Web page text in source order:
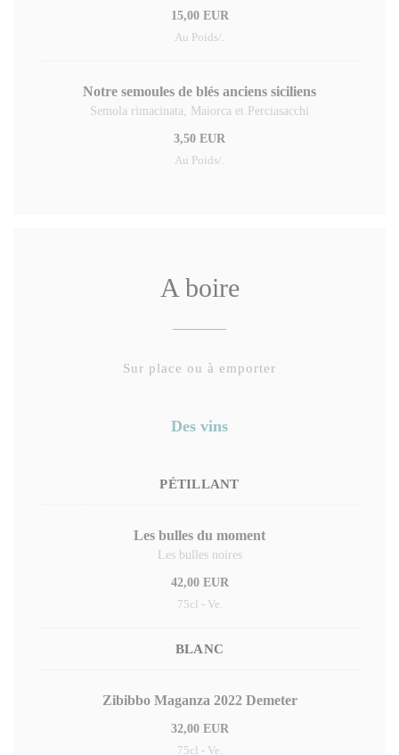
15,00 EUR
Au Poids/.
Notre semoules de blés anciens siciliens
Semola rimacinata, Maiorca et Perciasacchi
3,50 EUR
Au Poids/.
A boire
Sur place ou à emporter
Des vins
PÉTILLANT
Les bulles du moment
Les bulles noires
42,00 EUR
75cl - Ve.
BLANC
Zibibbo Maganza 2022 Demeter
32,00 EUR
75cl - Ve.